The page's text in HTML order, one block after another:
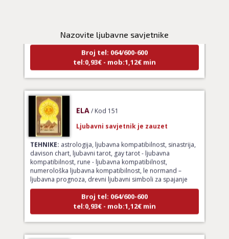
Nazovite ljubavne savjetnike
Broj tel: 064/600-600
tel:0,93€ - mob:1,12€ min
Ljubavni savjetnik je zauzet
TEHNIKE:astrologija, ljubavna kompatibilnost, sinastrija,
davison chart, ljubavni tarot, gay tarot - ljubavna
kompatibilnost, rune - ljubavna kompatibilnost,
numerološka ljubavna kompatibilnost, le normand –
ljubavna prognoza, drevni ljubavni simboli za spajanje
Broj tel: 064/600-600
tel:0,93€ - mob:1,12€ min